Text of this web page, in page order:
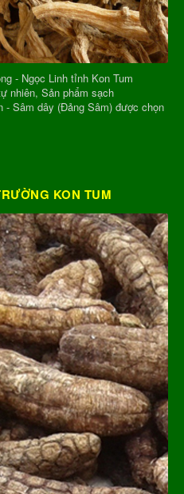
- Ngọc Linh tỉnh Kon Tum
nhiên, Sản phẩm sạch
- Sâm dây (Đảng Sâm) được chọn
KON TUM